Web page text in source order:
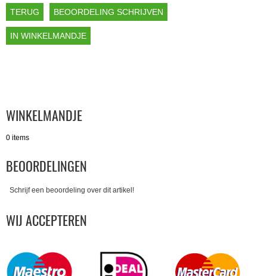
TERUG BEOORDELING SCHRIJVEN
IN WINKELMANDJE
WINKELMANDJE
0 items
BEOORDELINGEN
Schrijf een beoordeling over dit artikel!
WIJ ACCEPTEREN